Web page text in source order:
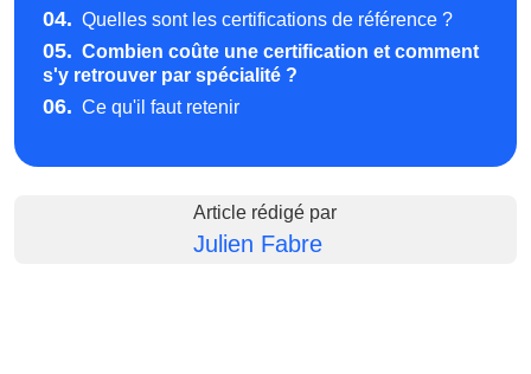
04. Quelles sont les certifications de référence ?
05. Combien coûte une certification et comment
s'y retrouver par spécialité ?
06. Ce qu'il faut retenir
Article rédigé par
Julien Fabre